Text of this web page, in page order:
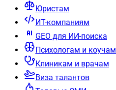
Юристам
ИТ-компаниям
GEO для ИИ-поиска
Психологам и коучам
Клиникам и врачам
Виза талантов